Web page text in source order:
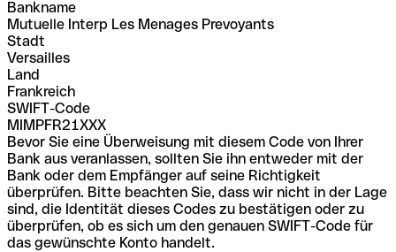
Bankname
Mutuelle Interp Les Menages Prevoyants
Stadt
Versailles
Land
Frankreich
SWIFT-Code
MIMPFR21XXX
Bevor Sie eine Überweisung mit diesem Code von Ihrer
Bank aus veranlassen, sollten Sie ihn entweder mit der
Bank oder dem Empfänger auf seine Richtigkeit
überprüfen. Bitte beachten Sie, dass wir nicht in der Lage
sind, die Identität dieses Codes zu bestätigen oder zu
überprüfen, ob es sich um den genauen SWIFT-Code für
das gewünschte Konto handelt.